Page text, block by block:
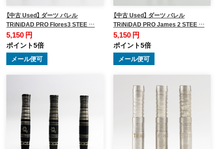
【中古 Used】 ダーツ バレル
TRiNiDAD PRO Flores3 STEE …
5,150 円
ポイント5倍
メール便可
【中古 Used】 ダーツ バレル
TRiNiDAD PRO James 2 STEE …
5,150 円
ポイント5倍
メール便可